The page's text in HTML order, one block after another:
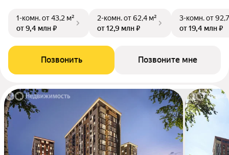
1-комн.от 43,2 м²
от 9,4 млн ₽
2-комн.от 62,4 м²
от 12,9 млн ₽
3-комн.от
от 19,4 млн ₽
Позвонить Позвоните мне